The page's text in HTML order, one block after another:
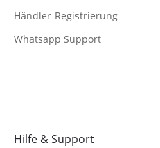
Hilfe & Support
Händler-Registrierung
Whatsapp Support